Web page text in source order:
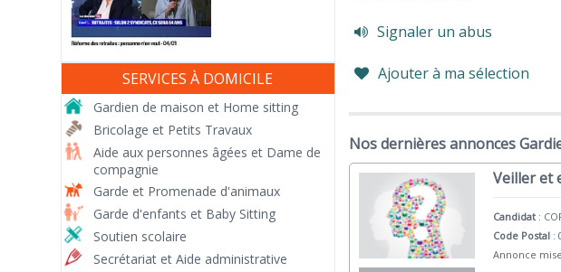
Signaler un abus
Ajouter à ma sélection
Nos dernières annonces
Veiller et
Candidat :
Code Postal :
Annonce
SERVICES À DOMICILE
Gardien de maison et Home sitting
Bricolage et Petits Travaux
Aide aux personnes âgées et Dame de
compagnie
Garde et Promenade d'animaux
Garde d'enfants et Baby Sitting
Soutien scolaire
Secrétariat et Aide administrative